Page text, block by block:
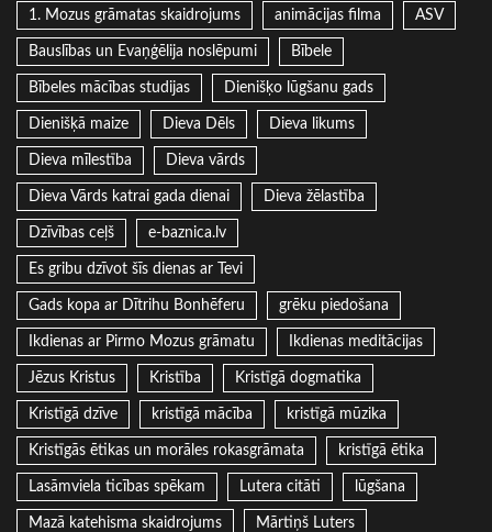
1. Mozus grāmatas skaidrojums animācijas filma ASV
Bauslības un Evaņģēlija noslēpumi Bībele
Bībeles mācības studijas Dienišķo lūgšanu gads
Dienišķā maize Dieva Dēls Dieva likums
Dieva mīlestība Dieva vārds
Dieva Vārds katrai gada dienai Dieva žēlastība
Dzīvības ceļš e-baznica.lv
Es gribu dzīvot šīs dienas ar Tevi
Gads kopa ar Dītrihu Bonhēferu grēku piedošana
Ikdienas ar Pirmo Mozus grāmatu Ikdienas meditācijas
Jēzus Kristus Kristība Kristīgā dogmatika
Kristīgā dzīve kristīgā mācība kristīgā mūzika
Kristīgās ētikas un morāles rokasgrāmata kristīgā ētika
Lasāmviela ticības spēkam Lutera citāti lūgšana
Mazā katehisma skaidrojums Mārtiņš Luters